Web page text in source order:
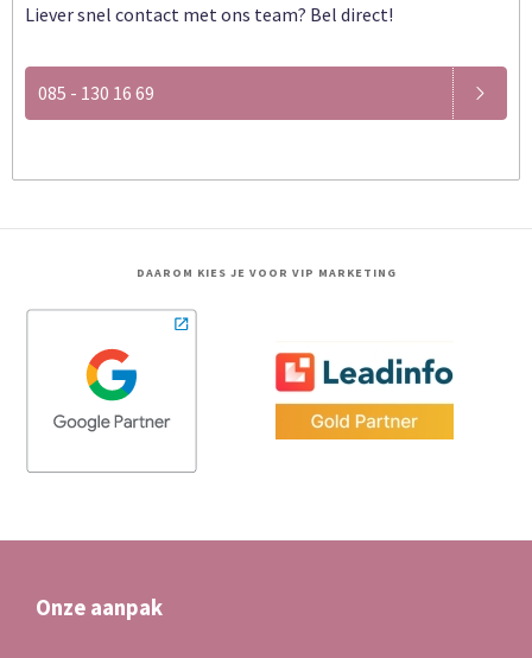
Liever snel contact met ons team? Bel direct!
085 - 130 16 69
DAAROM KIES JE VOOR VIP MARKETING
Onze aanpak